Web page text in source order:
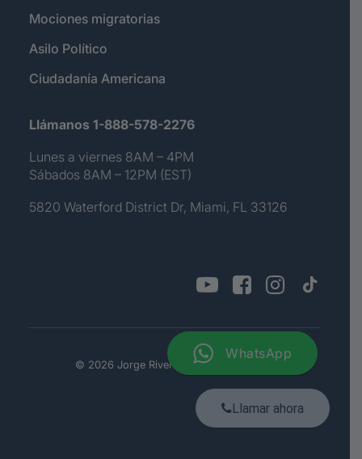
Mociones migratorias
Asilo Político
Ciudadanía Americana
Llámanos 1-888-578-2276
Lunes a viernes 8AM – 4PM
Sábados 8AM – 12PM (EST)
5820 Waterford District Dr, Miami, FL 33126
© 2026 Jorge Rivera. All rights reserved
Llamar ahora
WhatsApp